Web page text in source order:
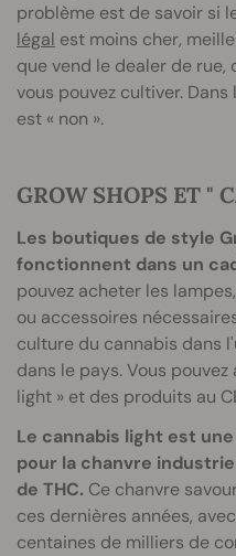
problème est de savoir si
légal est moins cher,
que vend le dealer de rue,
vous pouvez cultiver.
est « non ».
GROW SHOPS ET "
Les boutiques de style
fonctionnent dans un
pouvez acheter les
ou accessoires
culture du cannabis dans
dans le pays. Vous
light » et des produits au
Le cannabis light est
pour la chanvre
de THC. Ce chanvre
ces dernières années,
centaines de milliers de